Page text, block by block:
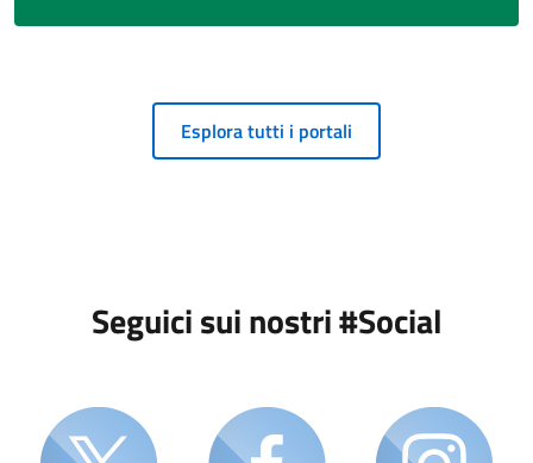
Esplora tutti i portali
Seguici sui nostri #Social